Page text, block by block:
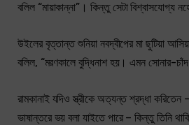
বলিল “মায়াকান্না”। কিন্তু সেটা বিশ্বাসযোগ্য
উইলের বৃত্তান্ত শুনিয়া নবদ্বীপের মা ছুটিয়া
বলিল, “মরণকালে বুদ্ধিনাশ হয়। এমন সোনার-
রামকানাই যদিও স্ত্রীকে অত্যন্ত শ্রদ্ধা
ভাষান্তরে ভয় বলা যাইতে পারে – কিন্তু তিনি